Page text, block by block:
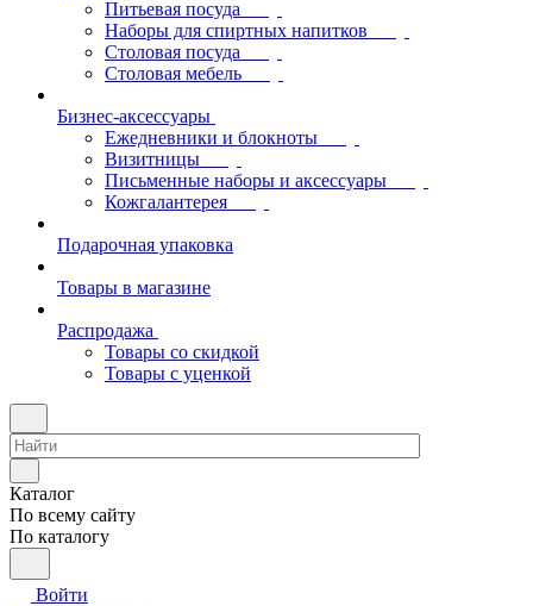
Питьевая посуда
Наборы для спиртных напитков
Столовая посуда
Столовая мебель
Бизнес-аксессуары
Ежедневники и блокноты
Визитницы
Письменные наборы и аксессуары
Кожгалантерея
Подарочная упаковка
Товары в магазине
Распродажа
Товары со скидкой
Товары с уценкой
Каталог
По всему сайту
По каталогу
Войти